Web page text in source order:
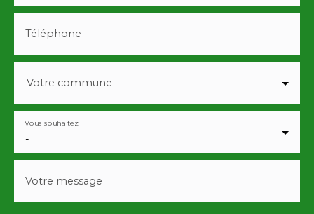
Téléphone
Votre commune
-
Vous souhaitez
Votre message